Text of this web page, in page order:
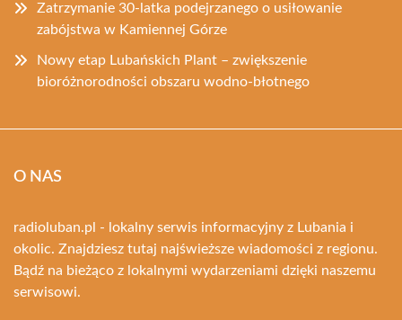
Zatrzymanie 30-latka podejrzanego o usiłowanie
zabójstwa w Kamiennej Górze
Nowy etap Lubańskich Plant – zwiększenie
bioróżnorodności obszaru wodno-błotnego
O NAS
radioluban.pl - lokalny serwis informacyjny z Lubania i
okolic. Znajdziesz tutaj najświeższe wiadomości z regionu.
Bądź na bieżąco z lokalnymi wydarzeniami dzięki naszemu
serwisowi.